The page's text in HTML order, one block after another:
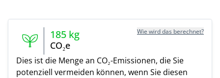
185 kg
CO₂e
Wie wird das berechnet?
Dies ist die Menge an CO₂-Emissionen, die Sie
potenziell vermeiden können, wenn Sie diesen